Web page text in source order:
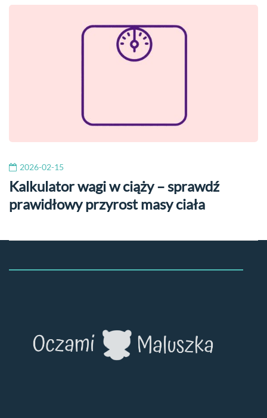
2026-02-15
Kalkulator wagi w ciąży – sprawdź
prawidłowy przyrost masy ciała